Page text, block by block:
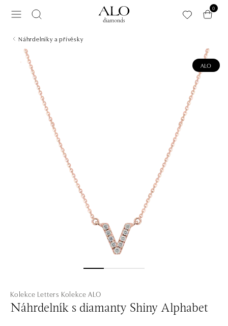
0
Náhrdelníky a přívěsky
ALO
Kolekce Letters Kolekce ALO
Náhrdelník s diamanty Shiny Alphabet